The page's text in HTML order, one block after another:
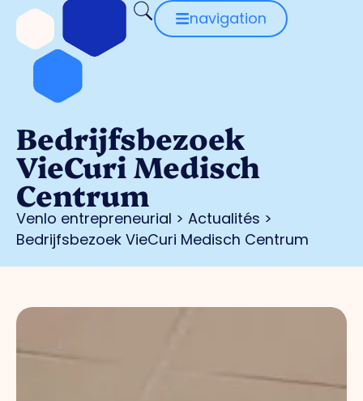
navigation
Bedrijfsbezoek
VieCuri Medisch
Centrum
Venlo entrepreneurial > Actualités >
Bedrijfsbezoek VieCuri Medisch Centrum